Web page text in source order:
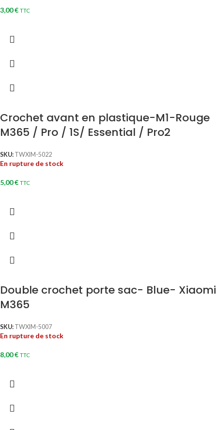
3,00€ TTC
Crochet avant en plastique-M1-Rouge
M365 / Pro / 1S/ Essential / Pro2
SKU: TWXIM-5022
En rupture de stock
5,00€ TTC
Double crochet porte sac- Blue- Xiaomi
M365
SKU: TWXIM-5007
En rupture de stock
8,00€ TTC